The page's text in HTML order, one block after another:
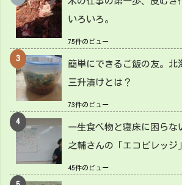
いろいろ。
75件のビュー
簡単にできるご飯の友。北
三升漬けとは？
73件のビュー
一生食べ物と寝床に困らな
之輔さんの「エコビレッジ」
45件のビュー